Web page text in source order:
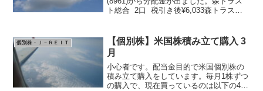
ト総合 2口 税引き後¥6,033森トラスト
の評価損。分配金計が約...
個別株・Ｊ－ＲＥＩＴ
【個別株】米国株積み立て購入 3
月
小心者です。配当金目的で米国個別株の
積み立て購入をしています。毎月1株ずつ
の購入で、現在買っているのは以下の4銘